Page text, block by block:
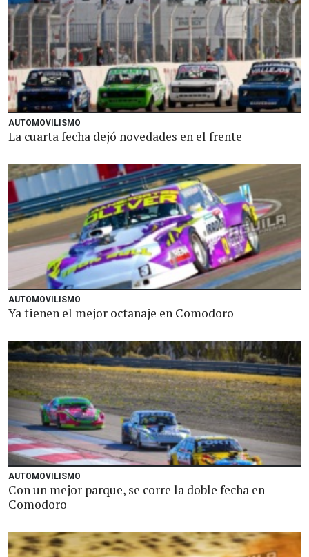
AUTOMOVILISMO
La cuarta fecha dejó novedades en el frente
AUTOMOVILISMO
Ya tienen el mejor octanaje en Comodoro
AUTOMOVILISMO
Con un mejor parque, se corre la doble fecha en
Comodoro